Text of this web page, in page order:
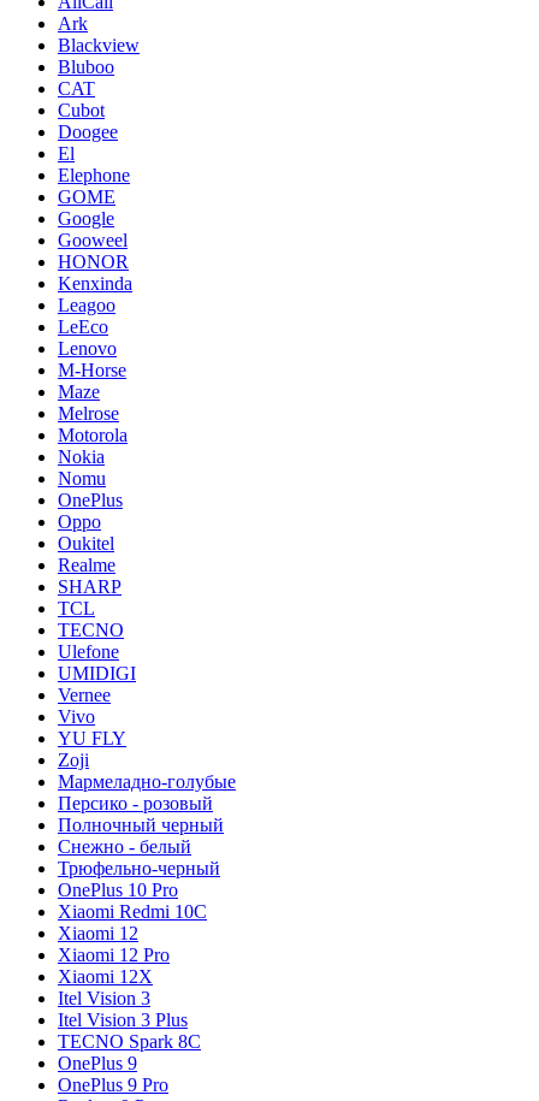
Ark
Blackview
Bluboo
CAT
Cubot
Doogee
El
Elephone
GOME
Google
Gooweel
HONOR
Kenxinda
Leagoo
LeEco
Lenovo
M-Horse
Maze
Melrose
Motorola
Nokia
Nomu
OnePlus
Oppo
Oukitel
Realme
SHARP
TCL
TECNO
Ulefone
UMIDIGI
Vernee
Vivo
YU FLY
Zoji
Мармеладно-голубые
Персико - розовый
Полночный черный
Снежно - белый
Трюфельно-черный
OnePlus 10 Pro
Xiaomi Redmi 10C
Xiaomi 12
Xiaomi 12 Pro
Xiaomi 12X
Itel Vision 3
Itel Vision 3 Plus
TECNO Spark 8C
OnePlus 9
OnePlus 9 Pro